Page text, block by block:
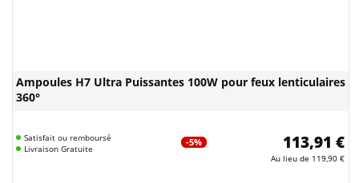
Ampoules H7 Ultra Puissantes 100W pour feux lenticulaires
360°
Satisfait ou remboursé
Livraison Gratuite
-5% 113,91 €
Au lieu de 119,90 €